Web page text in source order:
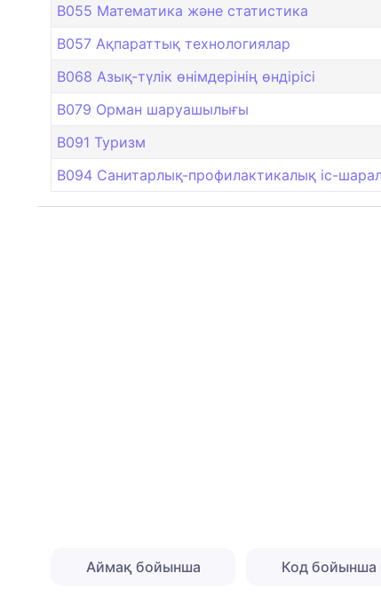
B055 Математика және статистика
B057 Ақпараттық технологиялар
B068 Азық-түлік өнімдерінің өндірісі
B079 Орман шаруашылығы
B091 Туризм
B094 Санитарлық-профилактикалық іс-
Аймақ бойынша Код бойынша